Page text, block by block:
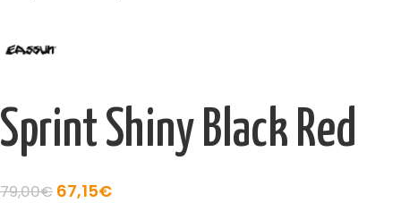
Sprint Shiny Black Red
79,00€ 67,15€